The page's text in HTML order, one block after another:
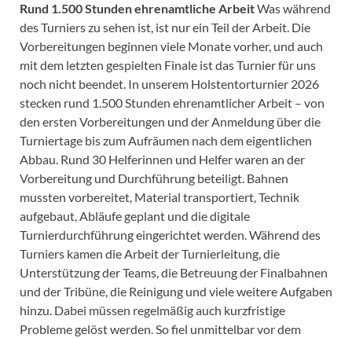
Rund 1.500 Stunden ehrenamtliche ArbeitWas während
des Turniers zu sehen ist, ist nur ein Teil der Arbeit. Die
Vorbereitungen beginnen viele Monate vorher, und auch
mit dem letzten gespielten Finale ist das Turnier für uns
noch nicht beendet. In unserem Holstentorturnier 2026
stecken rund 1.500 Stunden ehrenamtlicher Arbeit – von
den ersten Vorbereitungen und der Anmeldung über die
Turniertage bis zum Aufräumen nach dem eigentlichen
Abbau. Rund 30 Helferinnen und Helfer waren an der
Vorbereitung und Durchführung beteiligt. Bahnen
mussten vorbereitet, Material transportiert, Technik
aufgebaut, Abläufe geplant und die digitale
Turnierdurchführung eingerichtet werden. Während des
Turniers kamen die Arbeit der Turnierleitung, die
Unterstützung der Teams, die Betreuung der Finalbahnen
und der Tribüne, die Reinigung und viele weitere Aufgaben
hinzu. Dabei müssen regelmäßig auch kurzfristige
Probleme gelöst werden. So fiel unmittelbar vor dem